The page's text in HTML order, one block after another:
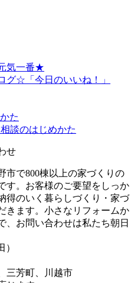
気一番★
グ☆「今日のいいね！」
た
談のはじめかた
せ
市で800棟以上の家づくりの
す。お客様のご要望をしっか
得のいく暮らしづくり・家づ
きます。小さなリフォームか
、お問い合わせは私たち朝日
）
三芳町、川越市